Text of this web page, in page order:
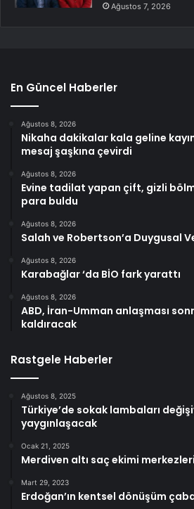
Ağustos 7, 2026
En Güncel Haberler
Ağustos 8, 2026
Nikaha dakikalar kala geline
mesaj şaşkına çevirdi
Ağustos 8, 2026
Evine tadilat yapan çift, gizli
para buldu
Ağustos 8, 2026
Salah ve Robertson’a Duygusal
Ağustos 8, 2026
Karabağlar ‘da BİO fark yarattı
Ağustos 8, 2026
ABD, İran-Umman anlaşması
kaldıracak
Rastgele Haberler
Ağustos 8, 2025
Türkiye’de sokak lambaları
yaygınlaşacak
Ocak 21, 2025
Merdiven altı saç ekimi
Mart 29, 2023
Erdoğan’ın kentsel dönüşüm